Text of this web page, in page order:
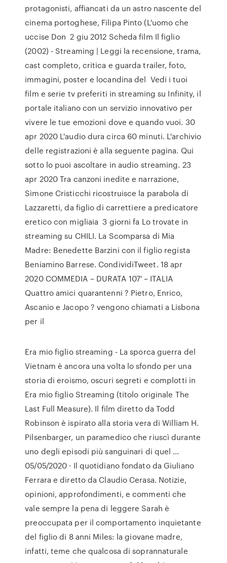
protagonisti, affiancati da un astro nascente del
cinema portoghese, Filipa Pinto (L'uomo che
uccise Don 2 giu 2012 Scheda film Il figlio
(2002) - Streaming | Leggi la recensione, trama,
cast completo, critica e guarda trailer, foto,
immagini, poster e locandina del Vedi i tuoi
film e serie tv preferiti in streaming su Infinity, il
portale italiano con un servizio innovativo per
vivere le tue emozioni dove e quando vuoi. 30
apr 2020 L'audio dura circa 60 minuti. L'archivio
delle registrazioni è alla seguente pagina. Qui
sotto lo puoi ascoltare in audio streaming. 23
apr 2020 Tra canzoni inedite e narrazione,
Simone Cristicchi ricostruisce la parabola di
Lazzaretti, da figlio di carrettiere a predicatore
eretico con migliaia 3 giorni fa Lo trovate in
streaming su CHILI. La Scomparsa di Mia
Madre: Benedette Barzini con il figlio regista
Beniamino Barrese. CondividiTweet. 18 apr
2020 COMMEDIA – DURATA 107' – ITALIA
Quattro amici quarantenni ? Pietro, Enrico,
Ascanio e Jacopo ? vengono chiamati a Lisbona
per il
Era mio figlio streaming - La sporca guerra del
Vietnam è ancora una volta lo sfondo per una
storia di eroismo, oscuri segreti e complotti in
Era mio figlio Streaming (titolo originale The
Last Full Measure). Il film diretto da Todd
Robinson è ispirato alla storia vera di William H.
Pilsenbarger, un paramedico che riuscì durante
uno degli episodi più sanguinari di quel …
05/05/2020 · Il quotidiano fondato da Giuliano
Ferrara e diretto da Claudio Cerasa. Notizie,
opinioni, approfondimenti, e commenti che
vale sempre la pena di leggere Sarah è
preoccupata per il comportamento inquietante
del figlio di 8 anni Miles: la giovane madre,
infatti, teme che qualcosa di soprannaturale